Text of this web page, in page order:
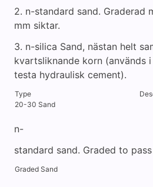
2. n-standard sand. Graderad
mm siktar.
3. n-silica Sand, nästan helt
kvartsliknande korn (används
testa hydraulisk cement).
Type
20-30 Sand
n-
standard sand. Graded to
Graded Sand